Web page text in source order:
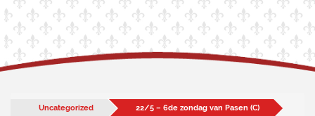
Uncategorized 22/5 – 6de zondag van Pasen (C)